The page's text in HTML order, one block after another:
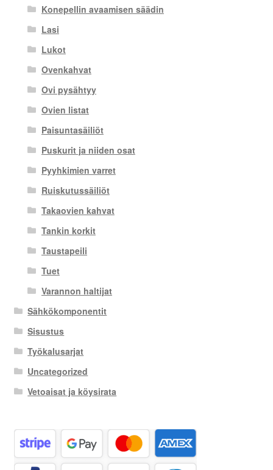
Konepellin avaamisen säädin
Lasi
Lukot
Ovenkahvat
Ovi pysähtyy
Ovien listat
Paisuntasäiliöt
Puskurit ja niiden osat
Pyyhkimien varret
Ruiskutussäiliöt
Takaovien kahvat
Tankin korkit
Taustapeili
Tuet
Varannon haltijat
Sähkökomponentit
Sisustus
Työkalusarjat
Uncategorized
Vetoaisat ja köysirata